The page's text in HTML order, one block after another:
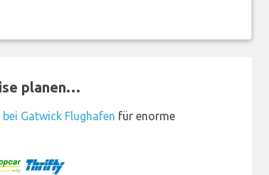
planen…
Gatwick Flughafen für enorme